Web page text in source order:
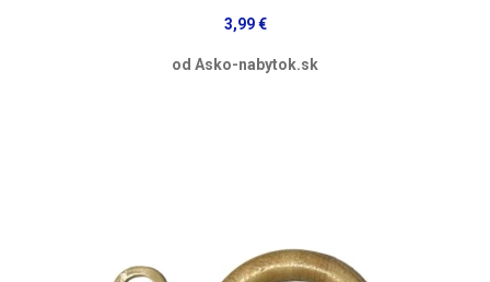
3,99 €
od Asko-nabytok.sk